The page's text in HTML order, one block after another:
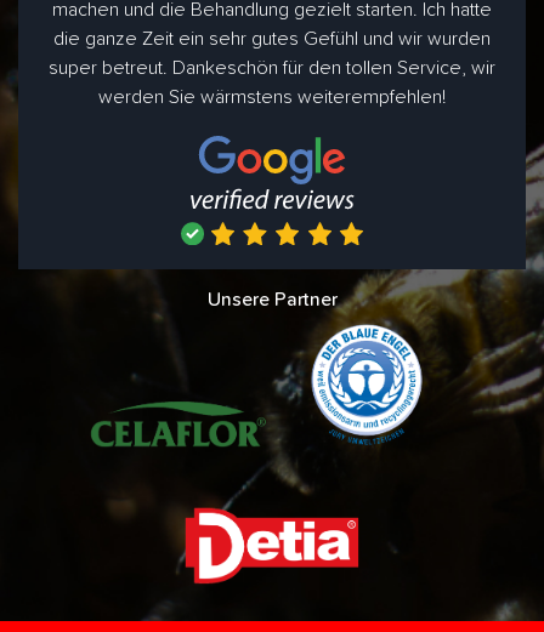
machen und die Behandlung gezielt starten. Ich hatte
die ganze Zeit ein sehr gutes Gefühl und wir wurden
super betreut. Dankeschön für den tollen Service, wir
werden Sie wärmstens weiterempfehlen!
Unsere Partner